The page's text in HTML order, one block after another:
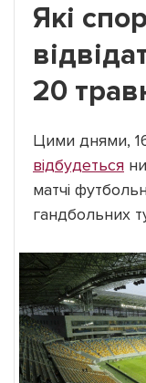
Які
20
Цими днями,
відбудеться
матчі
гандбольних